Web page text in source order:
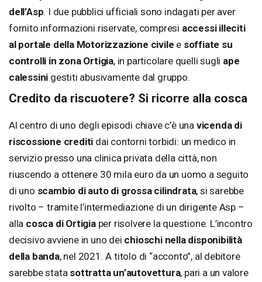
dell’Asp. I due pubblici ufficiali sono indagati per aver
fornito informazioni riservate, compresi accessi illeciti
al portale della Motorizzazione civile e soffiate su
controlli in zona Ortigia, in particolare quelli sugli ape
calessini gestiti abusivamente dal gruppo.
Credito da riscuotere? Si ricorre alla cosca
Al centro di uno degli episodi chiave c’è una vicenda di
riscossione crediti dai contorni torbidi: un medico in
servizio presso una clinica privata della città, non
riuscendo a ottenere 30 mila euro da un uomo a seguito
di uno scambio di auto di grossa cilindrata, si sarebbe
rivolto – tramite l’intermediazione di un dirigente Asp –
alla cosca di Ortigiaper risolvere la questione. L’incontro
decisivo avviene in uno dei chioschi nella disponibilità
della banda, nel 2021. A titolo di “acconto”, al debitore
sarebbe stata sottratta un’autovettura, pari a un valore